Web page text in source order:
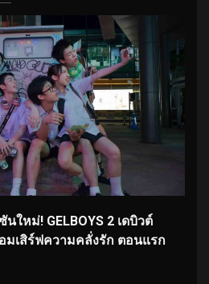
นใหม่! GELBOYS 2 เดบิวต์
มเสิร์ฟความคลั่งรัก ตอนแรก